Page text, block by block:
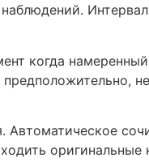
когда
Автоматическое
оригинальные